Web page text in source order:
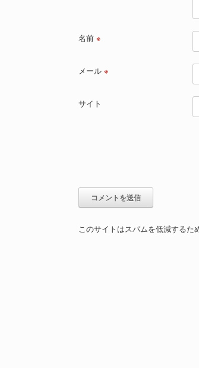
名前 ※
メール ※
サイト
このサイトはスパムを低減するた